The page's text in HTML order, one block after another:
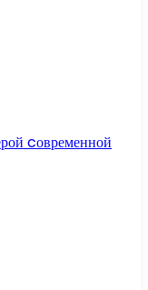
cовременной